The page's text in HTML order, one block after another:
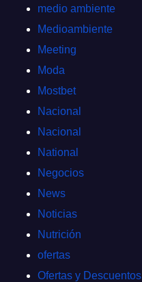
medio ambiente
Medioambiente
Meeting
Moda
Mostbet
Nacional
Nacional
National
Negocios
News
Noticias
Nutrición
ofertas
Ofertas y Descuentos